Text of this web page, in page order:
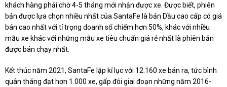
khách hàng phải chờ 4-5 tháng mới nhận được xe. Được biết, phiên
bản được lựa chọn nhiều nhất của SantaFe là bản Dầu cao cấp có giá
bán cao nhất với tỉ trọng doanh số chiếm hơn 50%, khác với nhiều
mẫu xe khác với những mẫu xe tiêu chuẩn giá rẻ nhất là phiên bản
được bán chạy nhất.
Kết thúc năm 2021, SantaFe lập kỉ lục với 12.160 xe bán ra, tức bình
quân tháng đạt hơn 1.000 xe, gấp đôi giai đoạn những năm 2016-